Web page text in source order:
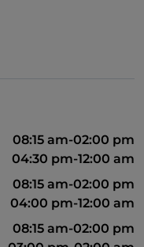
08:15 am-02:00 pm
04:30 pm-12:00 am
08:15 am-02:00 pm
04:00 pm-12:00 am
08:15 am-02:00 pm